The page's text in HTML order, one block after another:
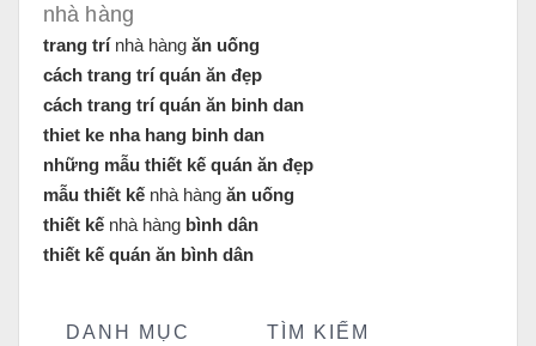
nhà hàng
trang trínhà hàng ăn uống
cách trang trí quán ăn đẹp
cách trang trí quán ăn binh dan
thiet ke nha hang binh dan
những mẫu thiết kế quán ăn đẹp
mẫu thiết kế nhà hàng ăn uống
thiết kế nhà hàng bình dân
thiết kế quán ăn bình dân
DANH MỤC TÌM KIẾM